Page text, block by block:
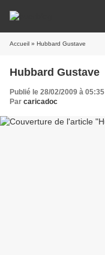
Accueil » Hubbard Gustave
Hubbard Gustave
Publié le 28/02/2009 à 05:35
Par caricadoc